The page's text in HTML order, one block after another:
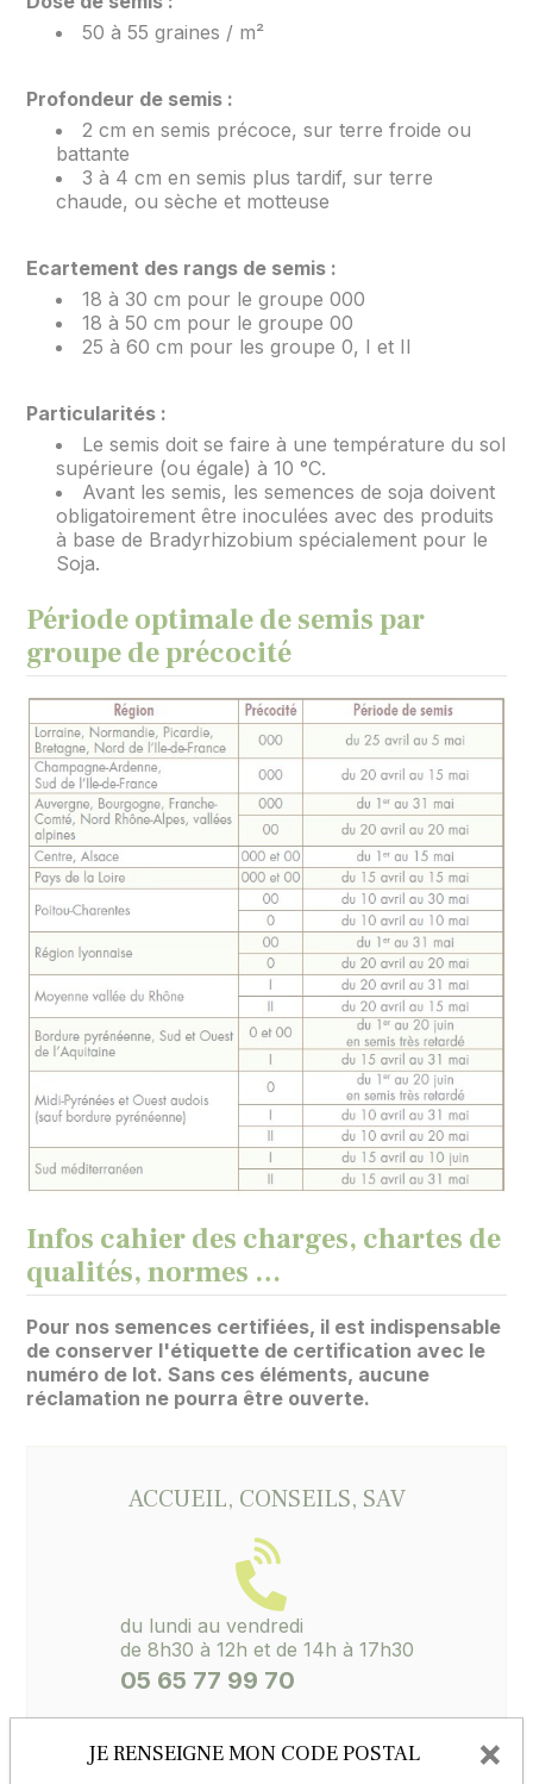
50 à 55 graines / m²
Profondeur de semis :
2 cm en semis précoce, sur terre froide ou
battante
3 à 4 cm en semis plus tardif, sur terre
chaude, ou sèche et motteuse
Ecartement des rangs de semis :
18 à 30 cm pour le groupe 000
18 à 50 cm pour le groupe 00
25 à 60 cm pour les groupe 0, I et II
Particularités :
Le semis doit se faire à une température du sol
supérieure (ou égale) à 10 °C.
Avant les semis, les semences de soja doivent
obligatoirement être inoculées avec des produits
à base de Bradyrhizobium spécialement pour le
Soja.
Période optimale de semis par
groupe de précocité
Infos cahier des charges, chartes de
qualités, normes …
Pour nos semences certifiées, il est indispensable
de conserver l'étiquette de certification avec le
numéro de lot. Sans ces éléments, aucune
réclamation ne pourra être ouverte.
ACCUEIL, CONSEILS, SAV
du lundi au vendredi
de 8h30 à 12h et de 14h à 17h30
05 65 77 99 70
Contactez-nous
JE RENSEIGNE MON CODE POSTAL ×